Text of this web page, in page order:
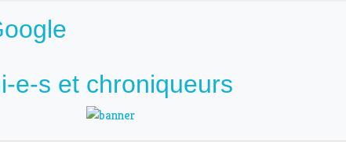
e-s et chroniqueurs